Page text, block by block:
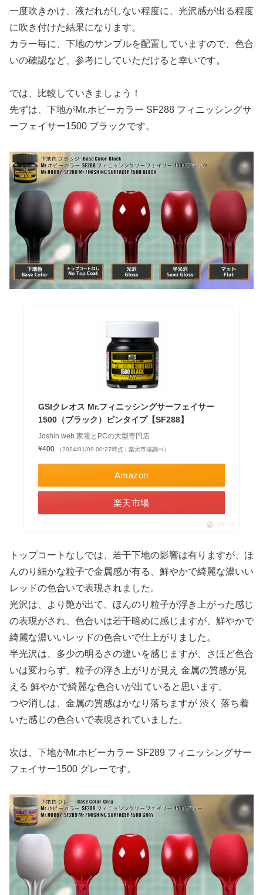
一度吹きかけ、液だれがしない程度に、光沢感が出る程度
に吹き付けた結果になります。
カラー毎に、下地のサンプルを配置していますので、色合
いの確認など、参考にしていただけると幸いです。
では、比較していきましょう！
先ずは、下地がMr.ホビーカラー SF288 フィニッシングサ
ーフェイサー1500 ブラックです。
GSIクレオス Mr.フィニッシングサーフェイサー
1500（ブラック）ビンタイプ【SF288】
Joshin web 家電とPCの大型専門店
¥400
（2024/01/09 00:27時点 | 楽天市場調べ）
Amazon
楽天市場
ポチップ
トップコートなしでは、若干下地の影響は有りますが、ほ
んのり細かな粒子で金属感が有る、鮮やかで綺麗な濃いい
レッドの色合いで表現されました。
光沢は、より艶が出て、ほんのり粒子が浮き上がった感じ
の表現がされ、色合いは若干暗めに感じますが、鮮やかで
綺麗な濃いいレッドの色合いで仕上がりました。
半光沢は、多少の明るさの違いを感じますが、さほど色合
いは変わらず、粒子の浮き上がりが見え 金属の質感が見
える 鮮やかで綺麗な色合いが出ていると思います。
つや消しは、金属の質感はかなり落ちますが 渋く 落ち着
いた感じの色合いで表現されていました。
次は、下地がMr.ホビーカラー SF289 フィニッシングサー
フェイサー1500 グレーです。